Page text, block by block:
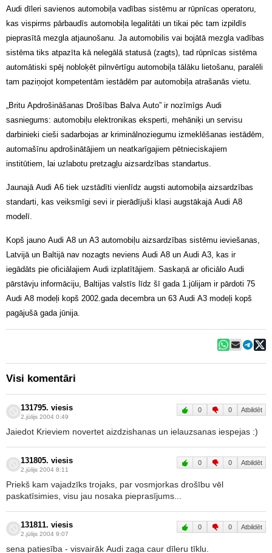
Audi dīleri savienos automobiļa vadības sistēmu ar rūpnīcas operatoru,
kas vispirms pārbaudīs automobiļa legalitāti un tikai pēc tam izpildīs
pieprasītā mezgla atjaunošanu. Ja automobilis vai bojātā mezgla vadības
sistēma tiks atpazīta kā nelegālā statusā (zagts), tad rūpnīcas sistēma
automātiski spēj nobloķēt pilnvērtīgu automobiļa tālāku lietošanu, paralēli
tam paziņojot kompetentām iestādēm par automobiļa atrašanās vietu.
„Britu Apdrošināšanas Drošības Balva Auto” ir nozīmīgs Audi
sasniegums: automobiļu elektronikas eksperti, mehāniķi un servisu
darbinieki cieši sadarbojas ar kriminālnoziegumu izmeklēšanas iestādēm,
automašīnu apdrošinātājiem un neatkarīgajiem pētnieciskajiem
institūtiem, lai uzlabotu pretzagļu aizsardzības standartus.
Jaunajā Audi A6 tiek uzstādīti vienlīdz augsti automobiļa aizsardzības
standarti, kas veiksmīgi sevi ir pierādījuši klasi augstākajā Audi A8
modelī.
Kopš jauno Audi A8 un A3 automobiļu aizsardzības sistēmu ieviešanas,
Latvijā un Baltijā nav nozagts neviens Audi A8 un Audi A3, kas ir
iegādāts pie oficiālajiem Audi izplatītājiem. Saskaņā ar oficiālo Audi
pārstāvju informāciju, Baltijas valstīs līdz šī gada 1.jūlijam ir pārdoti 75
Audi A8 modeļi kopš 2002.gada decembra un 63 Audi A3 modeļi kopš
pagājušā gada jūnija.
Visi komentāri
131795. viesis
2.jūlijs 2004 0:49
0 0 Atbildēt
Jaiedot Krieviem novertet aizdzishanas un ielauzsanas iespejas :)
131805. viesis
2.jūlijs 2004 8:11
0 0 Atbildēt
Priekš kam vajadzīks trojaks, par vosmjorkas drošību vēl
paskatīsimies, visu jau nosaka pieprasījums...
131811. viesis
2.jūlijs 2004 9:07
0 0 Atbildēt
sena patiesība - visvairāk Audi zaga caur dīleru tīklu.